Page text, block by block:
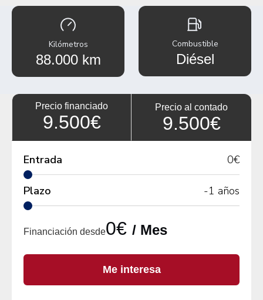
Kilómetros
88.000 km
Combustible
Diésel
Precio financiado
9.500€
Precio al contado
9.500€
Entrada 0€
Plazo -1 años
Financiación desde0€ / Mes
Me interesa